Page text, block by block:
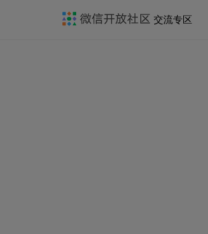
交流专区